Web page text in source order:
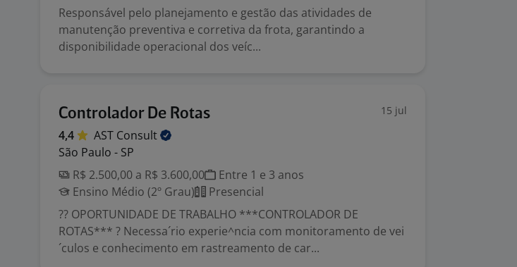
Responsável pelo planejamento e gestão das atividades de
manutenção preventiva e corretiva da frota, garantindo a
disponibilidade operacional dos veíc...
Controlador De Rotas 15 jul
4,4 AST Consult
São Paulo - SP
R$ 2.500,00 a R$ 3.600,00
Entre 1 e 3 anos
Ensino Médio (2º Grau)
Presencial
?? OPORTUNIDADE DE TRABALHO ***CONTROLADOR DE
ROTAS*** ? Necessa´rio experie^ncia com monitoramento de vei
´culos e conhecimento em rastreamento de car...